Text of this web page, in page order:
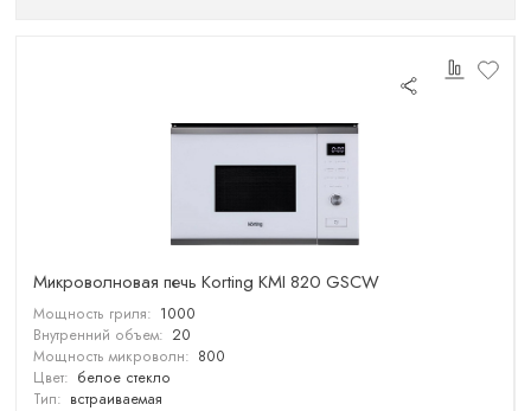
Микроволновая печь Korting KMI 820 GSCW
Мощность гриля: 1000
Внутренний объем: 20
Мощность микроволн: 800
Цвет: белое стекло
Тип: встраиваемая